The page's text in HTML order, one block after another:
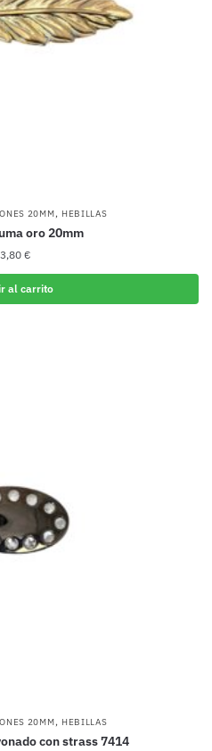
20MM, HEBILLAS
oro 20mm
€
al carrito
20MM, HEBILLAS
con strass 7414